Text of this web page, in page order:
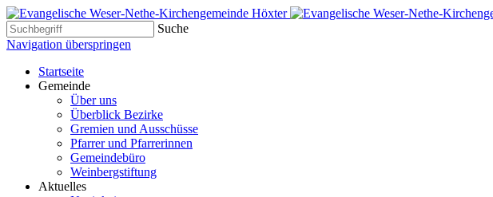
Suche
Navigation überspringen
Startseite
Gemeinde
Über uns
Überblick Bezirke
Gremien und Ausschüsse
Pfarrer und Pfarrerinnen
Gemeindebüro
Weinbergstiftung
Aktuelles